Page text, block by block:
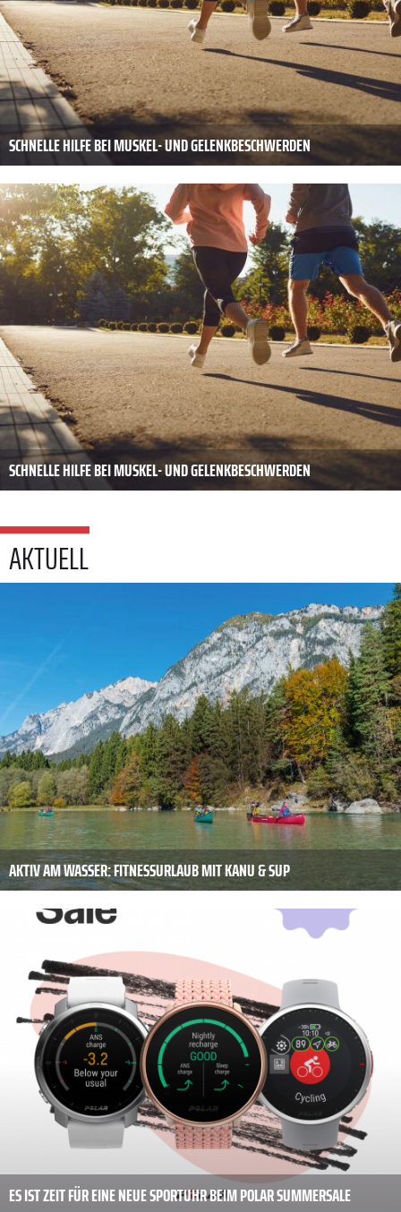
SCHNELLE HILFE BEI MUSKEL- UND GELENKBESCHWERDEN
SCHNELLE HILFE BEI MUSKEL- UND GELENKBESCHWERDEN
AKTUELL
AKTIV AM WASSER: FITNESSURLAUB MIT KANU & SUP
ES IST ZEIT FÜR EINE NEUE SPORTUHR BEIM POLAR SUMMERSALE